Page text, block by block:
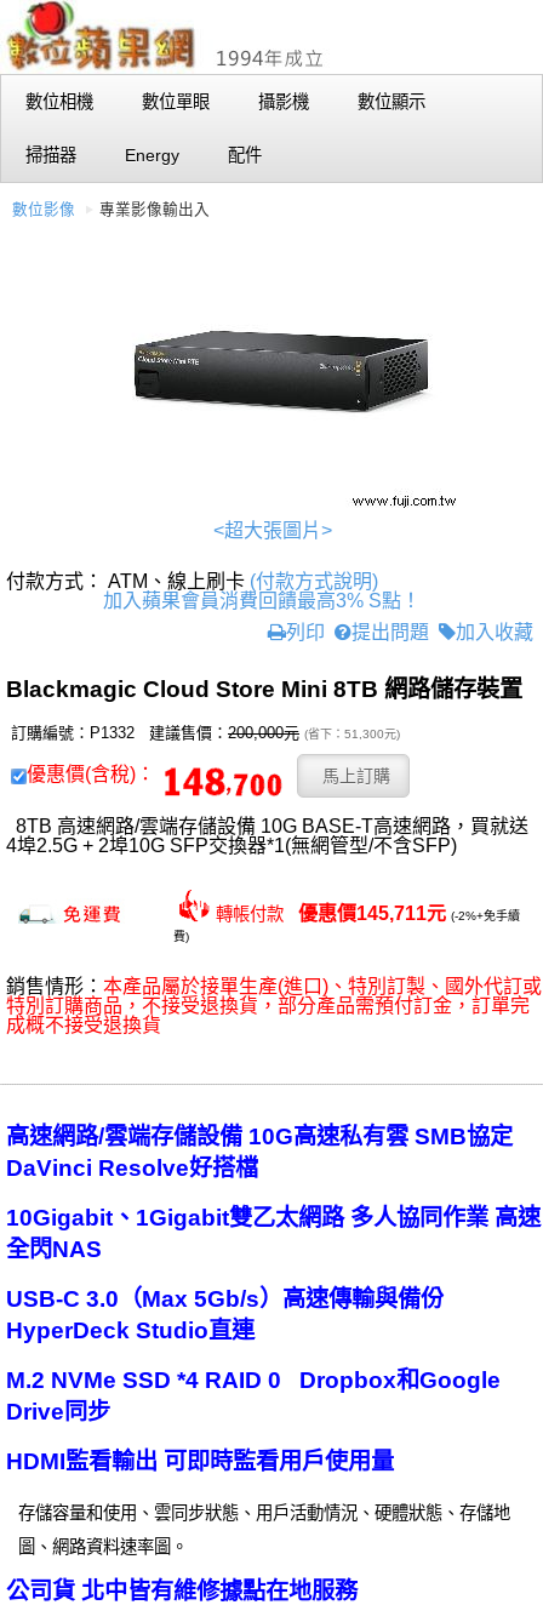
數位相機 數位單眼 攝影機 數位顯示
掃描器 Energy 配件
數位影像 專業影像輸出入
<超大張圖片>
付款方式： ATM、線上刷卡 (付款方式說明)
加入蘋果會員消費回饋最高3% S點！
列印
提出問題 加入收藏
Blackmagic Cloud Store Mini 8TB 網路儲存裝置
訂購編號：P1332 建議售價： 200,000元 (省下：51,300元)
優惠價(含稅)：
8TB 高速網路/雲端存儲設備 10G BASE-T高速網路，買就送
4埠2.5G + 2埠10G SFP交換器*1(無網管型/不含SFP)
轉帳付款 優惠價145,711元 (-2%+免手續
費)
銷售情形： 本產品屬於接單生產(進口)、特別訂製、國外代訂或
特別訂購商品，不接受退換貨，部分產品需預付訂金，訂單完
成概不接受退換貨
高速網路/雲端存儲設備 10G高速私有雲 SMB協定
DaVinci Resolve好搭檔
10Gigabit、1Gigabit雙乙太網路 多人協同作業 高速
全閃NAS
USB-C 3.0（Max 5Gb/s）高速傳輸與備份
HyperDeck Studio直連
M.2 NVMe SSD *4 RAID 0 Dropbox和Google
Drive同步
HDMI監看輸出 可即時監看用戶使用量
存儲容量和使用、雲同步狀態、用戶活動情況、硬體狀態、存儲地
圖、網路資料速率圖。
公司貨 北中皆有維修據點在地服務